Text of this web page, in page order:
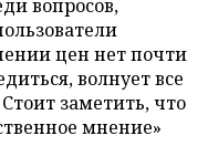
вопросов,
цен нет почти
волнует все
заметить, что
мнение»